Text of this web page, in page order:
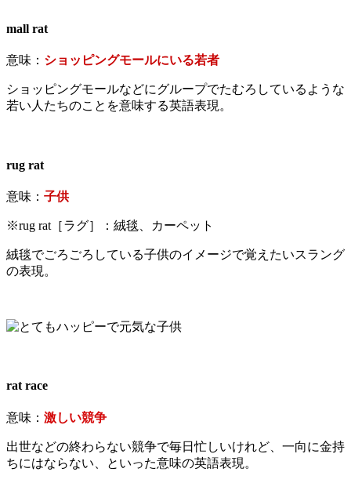
mall rat
意味： ショッピングモールにいる若者
ショッピングモールなどにグループでたむろしているような
若い人たちのことを意味する英語表現。
rug rat
意味： 子供
※rug rat［ラグ］：絨毯、カーペット
絨毯でごろごろしている子供のイメージで覚えたいスラング
の表現。
rat race
意味： 激しい競争
出世などの終わらない競争で毎日忙しいけれど、一向に金持
ちにはならない、といった意味の英語表現。